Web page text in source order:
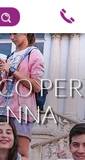
PER